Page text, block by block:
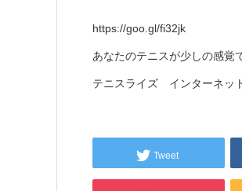
https://goo.gl/fi32jk
あなたのテニスが少しの感覚
テニスライズ インターネッ
Tweet